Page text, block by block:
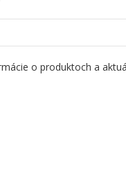
o produktoch a